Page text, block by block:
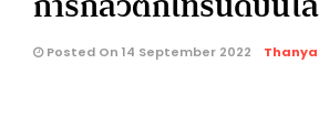
Posted On 14 September 2022